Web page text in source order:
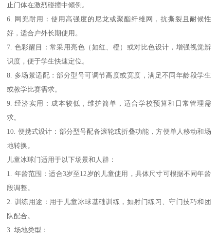
止门体在激烈碰撞中倾倒。
6. 网兜耐用：使用高强度的尼龙或聚酯纤维网，抗撕裂且耐候性
好，适合户外长期使用。
7. 色彩醒目：常采用亮色（如红、橙）或对比色设计，增强视觉辨
识度，便于学生快速定位。
8. 多场景适配：部分型号可调节高度或宽度，满足不同年龄段学生
或教学比赛需求。
9. 经济实用：成本较低，维护简单，适合学校预算和日常管理需
求。
10. 便携式设计：部分型号配备滚轮或折叠功能，方便单人移动和场
地转换。
儿童冰球门适用于以下场景和人群：
1. 年龄范围：适合3岁至12岁的儿童使用，具体尺寸可根据不同年龄
段调整。
2. 训练用途：用于儿童冰球基础训练，如射门练习、守门技巧和团
队配合。
3. 场地类型：